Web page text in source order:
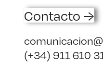
Contacto →
(+34) 911 610